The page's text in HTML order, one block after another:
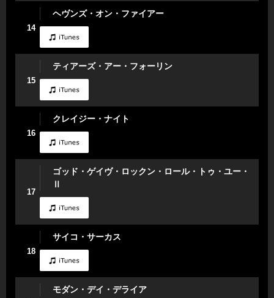
14
ヘヴンズ・オン・ファイアー
15
ティアーズ・アー・フォーリン
16
クレイジー・ナイト
17
ゴッド・ゲイヴ・ロックン・ロール・トゥ・ユー・
Ⅱ
18
サイコ・サーカス
モダン・デイ・デライア